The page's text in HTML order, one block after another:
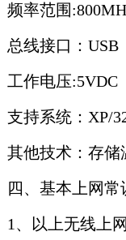
频率范围
总线接口：USB
工作电压:5VDC
支持系统：XP/
其他技术：存
四、基本上网常
1、以上无线上